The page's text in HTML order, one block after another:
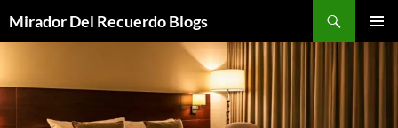
Mirador Del Recuerdo Blogs